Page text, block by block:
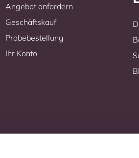
Angebot anfordern
Geschäftskauf
Probebestellung
Ihr Konto